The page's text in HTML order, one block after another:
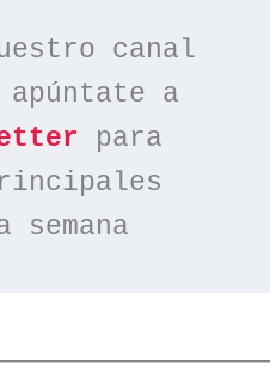
canal
apúntate a
para